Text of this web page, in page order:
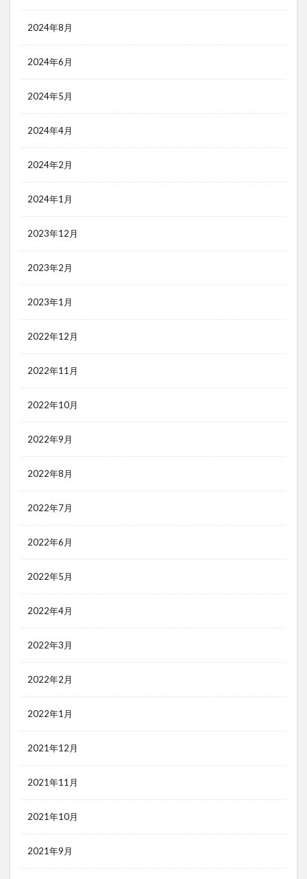
2024年8月
2024年6月
2024年5月
2024年4月
2024年2月
2024年1月
2023年12月
2023年2月
2023年1月
2022年12月
2022年11月
2022年10月
2022年9月
2022年8月
2022年7月
2022年6月
2022年5月
2022年4月
2022年3月
2022年2月
2022年1月
2021年12月
2021年11月
2021年10月
2021年9月